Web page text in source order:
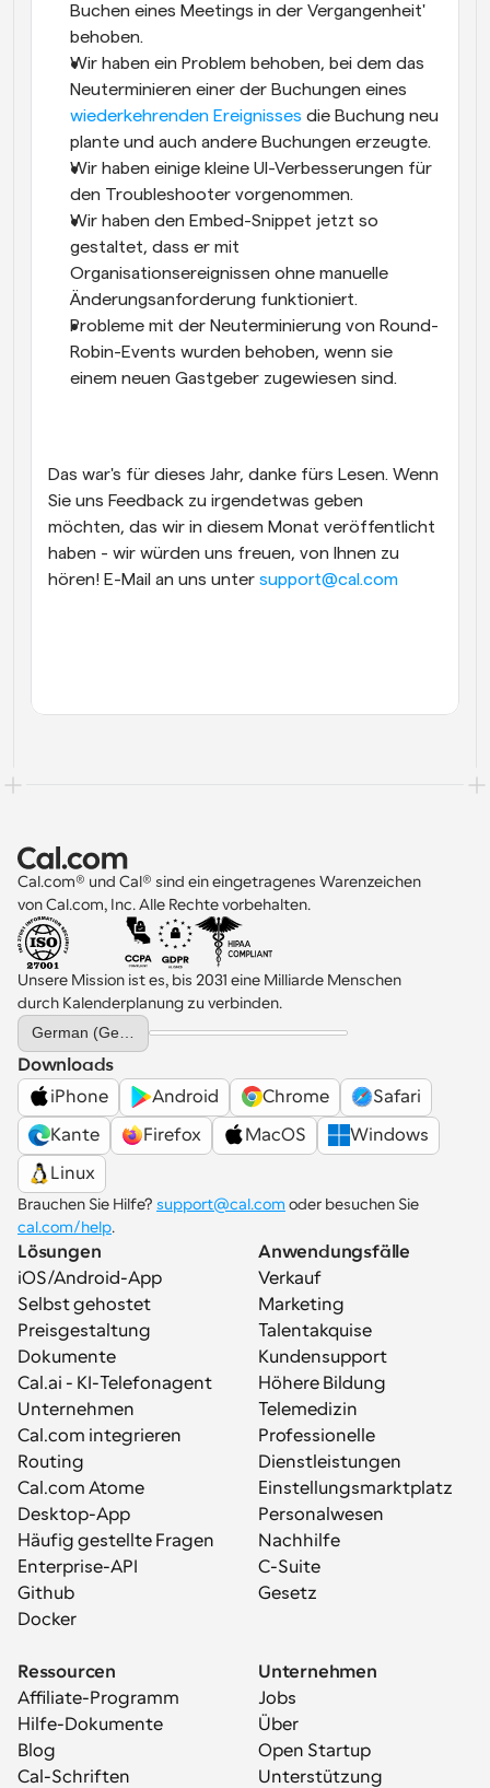
Buchen eines Meetings in der Vergangenheit'
behoben.
Wir haben ein Problem behoben, bei dem das
wiederkehrenden Ereignisses die Buchung neu
plante und auch andere Buchungen erzeugte.
Wir haben einige kleine UI-Verbesserungen für
den Troubleshooter vorgenommen.
Wir haben den Embed-Snippet jetzt so
gestaltet, dass er mit
Organisationsereignissen ohne manuelle
Änderungsanforderung funktioniert.
Probleme mit der Neuterminierung von Round-
Robin-Events wurden behoben, wenn sie
einem neuen Gastgeber zugewiesen sind.
Das war's für dieses Jahr, danke fürs Lesen. Wenn
Sie uns Feedback zu irgendetwas geben
möchten, das wir in diesem Monat veröffentlicht
haben - wir würden uns freuen, von Ihnen zu
hören! E-Mail an uns unter support@cal.com
Cal.com® und Cal® sind ein eingetragenes Warenzeichen
von Cal.com, Inc. Alle Rechte vorbehalten.
Unsere Mission ist es, bis 2031 eine Milliarde Menschen
durch Kalenderplanung zu verbinden.
Select Language
German (Germany)
Downloads
iPhone
Android Chrome
Safari
Kante
Firefox MacOS
Windows
Linux
Brauchen Sie Hilfe? support@cal.com
cal.com/help.
Lösungen
iOS/Android-App
Selbst gehostet
Preisgestaltung
Dokumente
Cal.ai - KI-Telefonagent
Unternehmen
Cal.com integrieren
Routing
Cal.com Atome
Desktop-App
Häufig gestellte Fragen
Enterprise-API
Github
Docker
Anwendungsfälle
Verkauf
Marketing
Talentakquise
Kundensupport
Höhere Bildung
Telemedizin
Professionelle
Dienstleistungen
Einstellungsmarktplatz
Personalwesen
Nachhilfe
C-Suite
Gesetz
Ressourcen
Affiliate-Programm
Hilfe-Dokumente
Blog
Cal-Schriften
Unternehmen
Jobs
Über
Open Startup
Unterstützung